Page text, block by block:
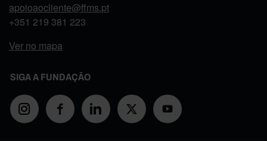
apoioaocliente@ffms.pt
+351 219 381 223
Ver no mapa
SIGA A FUNDAÇÃO